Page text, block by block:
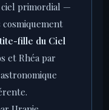
primordial —
fille du Ciel
et Rhéa par